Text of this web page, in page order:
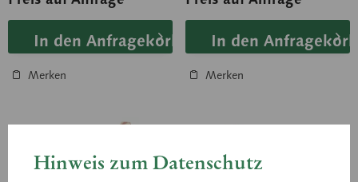
In den Anfragekorb
Merken
In den Anfragekorb
Merken
Hinweis zum Datenschutz